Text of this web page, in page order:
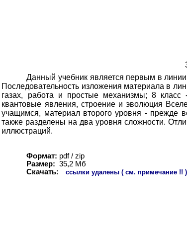
Данный учебник является первым в
Последовательность изложения материала в
газах, работа и простые механизмы; 8 класс
квантовые явления, строение и эволюция
учащимся, материал второго уровня - прежде
также разделены на два уровня сложности.
иллюстраций.
Формат: pdf / zip
Размер: 35,2 Мб
Скачать:
ссылки удалены ( см. примечание !! )